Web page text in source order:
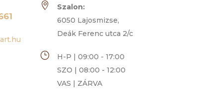

Szalon:
6050 Lajosmizse,
Deák Ferenc utca 2/c
}
H-P | 09:00 - 17:00
SZO | 08:00 - 12:00
VAS | ZÁRVA